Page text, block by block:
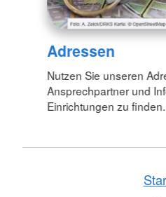
Adressen
Nutzen Sie unseren
Ansprechpartner und
Einrichtungen zu finden.